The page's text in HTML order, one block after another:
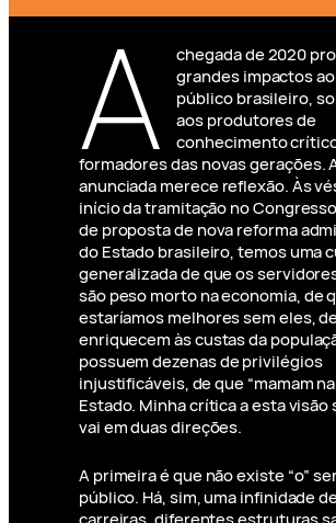
A
chegada de 2020
grandes impactos
público brasileiro,
aos produtores de
conhecimento
formadores das novas gerações.
anunciada merece reflexão. Às
início da tramitação no
de proposta de nova reforma
do Estado brasileiro, temos uma
generalizada de que os
são peso morto na economia, de
estaríamos melhores sem eles,
enriquecem às custas da
possuem dezenas de privilégios
injustificáveis, de que “mamam
Estado. Minha crítica a esta visão
vai em duas direções.
A primeira é que não existe “o”
público. Há, sim, uma infinidade